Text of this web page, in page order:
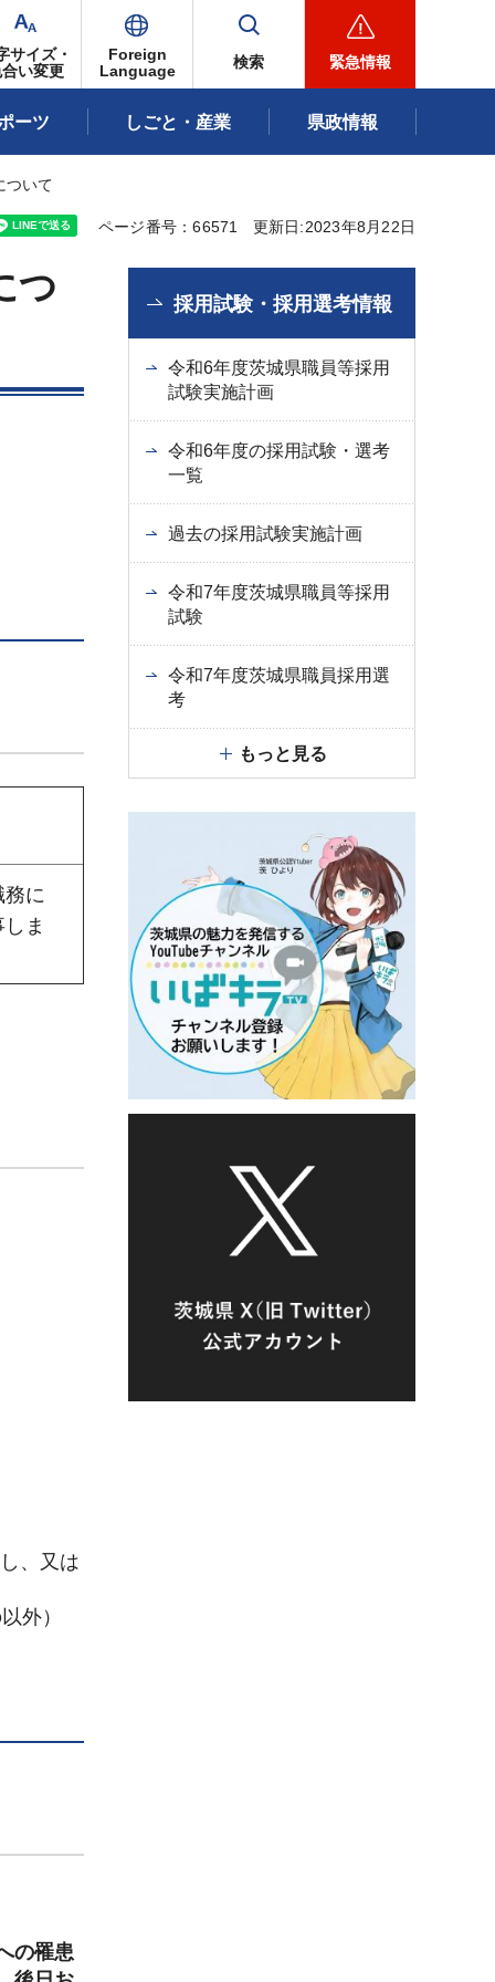
サイズ・
い変更
Foreign
Language
検索 緊急情報
ーツ しごと・産業 県政情報
ついて
ページ番号：66571 更新日:2023年8月22日
つ
に
ま
、又は
外）
の罹患
採用試験・採用選考情報
令和6年度茨城県職員等採用
試験実施計画
令和6年度の採用試験・選考
一覧
過去の採用試験実施計画
令和7年度茨城県職員等採用
試験
令和7年度茨城県職員採用選
考
もっと見る